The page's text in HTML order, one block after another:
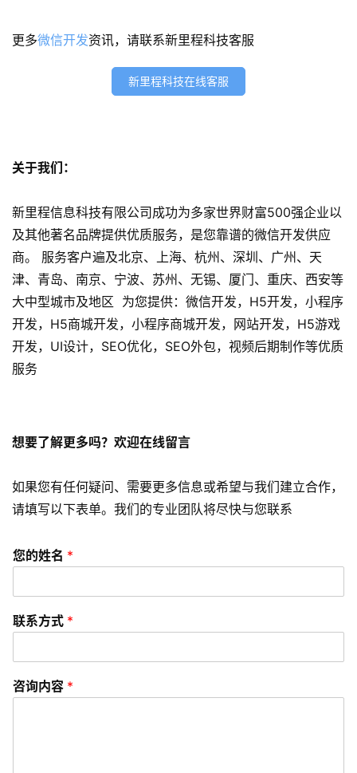
s
数
字
销
A
P
P
开
发
短
讯
分
享
常
问
题
联
络
更多微信开发资讯，请联系新里程科技客服
新里程科技在线客服
关于我们：
新里程信息科技有限公司成功为多家世界财富500强企业以
及其他著名品牌提供优质服务，是您靠谱的微信开发供应
商。 服务客户遍及北京、上海、杭州、深圳、广州、天
津、青岛、南京、宁波、苏州、无锡、厦门、重庆、西安等
大中型城市及地区 为您提供：微信开发，H5开发，小程序
开发，H5商城开发，小程序商城开发，网站开发，H5游戏
开发，UI设计，SEO优化，SEO外包，视频后期制作等优质
服务
想要了解更多吗？欢迎在线留言
如果您有任何疑问、需要更多信息或希望与我们建立合作，
请填写以下表单。我们的专业团队将尽快与您联系
您的姓名 *
联系方式 *
咨询内容 *